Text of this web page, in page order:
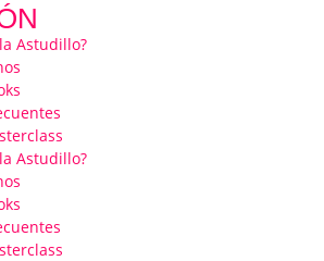
Astudillo?
Astudillo?